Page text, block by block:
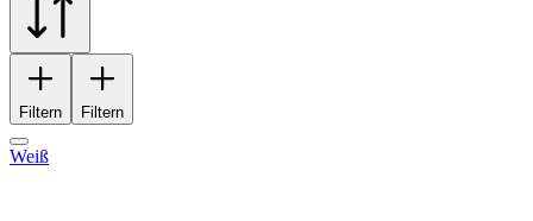
Filtern Filtern
Weiß